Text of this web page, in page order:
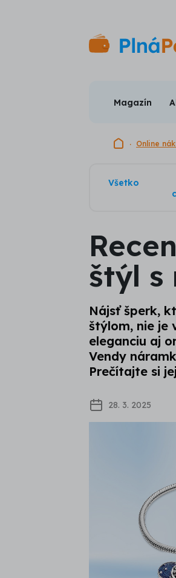
Magazín
Domovská
Online
Všetko
štýl s
Nájsť šperk,
štýlom, nie je
eleganciu aj
Vendy
Prečítajte si
28. 3. 2025